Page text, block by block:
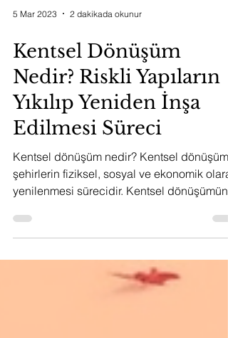
5 Mar 2023 2 dakikada okunur
Kentsel Dönüşüm
Nedir? Riskli Yapıların
Yıkılıp Yeniden İnşa
Edilmesi Süreci
Kentsel dönüşüm nedir? Kentsel dönüşüm,
şehirlerin fiziksel, sosyal ve ekonomik
yenilenmesi sürecidir. Kentsel dönüşümün